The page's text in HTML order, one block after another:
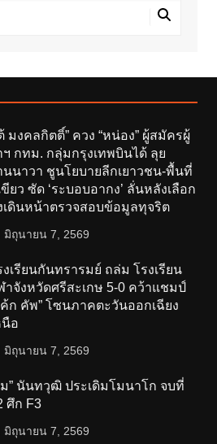
ต้ มงคลกิตติ์” ควง “หน่อง” ผู้สมัครผู้
ฯ กทม. กลุ่มกรุงเทพบินได้ ลุย
นนาวา ชูนโยบายลีกเยาวชน-พื้นที่
ขียว ซัด ‘ระบอบอากง’ ลั่นหลังเลือก
เดินหน้าตรวจสอบข้อมูลทุจริต
มิถุนายน 7, 2569
งเรียนกันทรารมย์ ถล่ม โรงเรียน
าจังหวัดศรีสะเกษ 5-0 คว้าแชมป์
ค้ก คัพ” โซนภาคตะวันออกเฉียง
นือ
มิถุนายน 7, 2569
ม” นันทวุฒิ ประเดิมโมนาโก จบที่
ศึก F3
มิถุนายน 7, 2569